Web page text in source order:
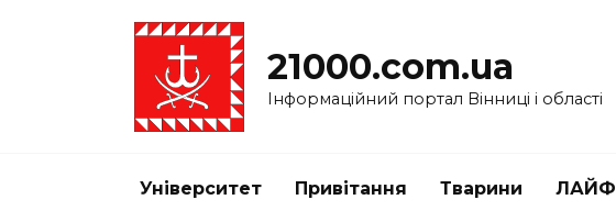
21000.com.ua
Інформаційний портал Вінниці і області
Університет Привітання Тварини ЛАЙФ